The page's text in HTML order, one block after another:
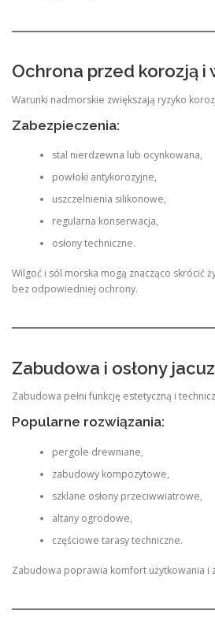
Ochrona przed korozją i
Warunki nadmorskie zwiększają ryzyko
Zabezpieczenia:
stal nierdzewna lub ocynkowana,
powłoki antykorozyjne,
uszczelnienia silikonowe,
regularna konserwacja,
osłony techniczne.
Wilgoć i sól morska mogą znacząco skrócić
bez odpowiedniej ochrony.
Zabudowa i osłony
Zabudowa pełni funkcję estetyczną i
Popularne rozwiązania:
pergole drewniane,
zabudowy kompozytowe,
szklane osłony przeciwwiatrowe,
altany ogrodowe,
częściowe tarasy techniczne.
Zabudowa poprawia komfort użytkowania i